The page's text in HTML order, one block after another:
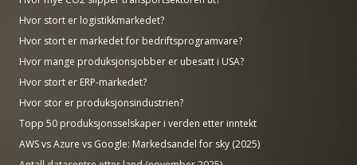
Hvor stort er logistikkmarkedet?
Hvor stort er markedet for bedriftsprogramvare?
Hvor mange produksjonsjobber er ubesatt i USA?
Hvor stort er ERP-markedet?
Hvor stor er produksjonsindustrien?
Topp 50 produksjonsselskaper i verden etter inntekt
AWS vs Azure vs Google: Markedsandel for sky (2025)